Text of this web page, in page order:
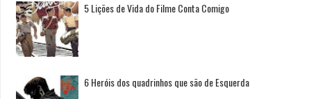
5 Lições de Vida do Filme Conta Comigo
6 Heróis dos quadrinhos que são de Esquerda